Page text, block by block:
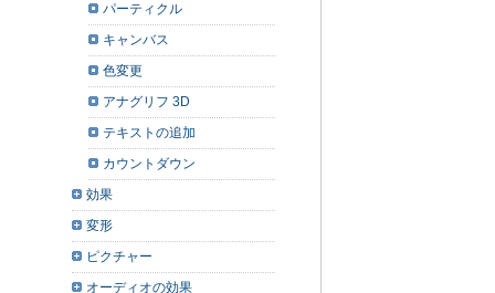
パーティクル
キャンバス
色変更
アナグリフ 3D
テキストの追加
カウントダウン
効果
変形
ピクチャー
オーディオの効果